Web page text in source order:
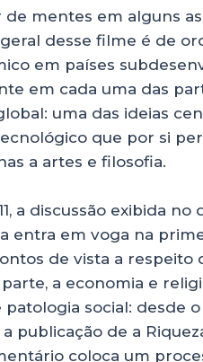
mentes em alguns
desse filme é de
em países
em cada uma das
uma das ideias
que por si
a artes e filosofia.
a discussão exibida
entra em voga na
de vista a respeito
a economia e
social: desde
publicação de a
coloca um